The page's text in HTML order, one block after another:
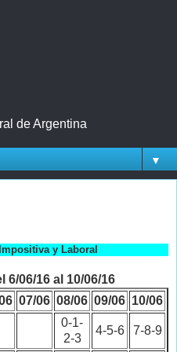
de Argentina
▼
y Laboral
06/16 al 10/06/16
07/06 08/06 09/06 10/06
0-1-
2-3
4-5-6 7-8-9